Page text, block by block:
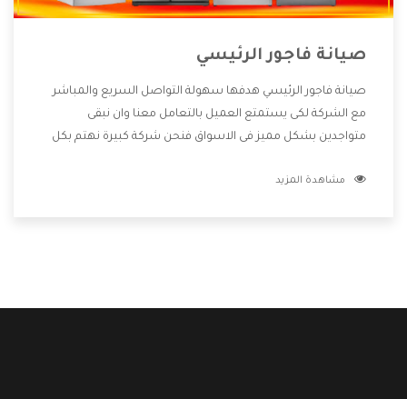
صيانة فاجور الرئيسي
صيانة فاجور الرئيسي هدفها سهولة التواصل السريع والمباشر
مع الشركة لكى يستمتع العميل بالتعامل معنا وان نبقى
متواجدين بشكل مميز فى الاسواق فنحن شركة كبيرة نهتم بكل
الشركة بها والتى تكون منها خدمة الصيانة التى تكون من أهم
مشاهدة المزيد